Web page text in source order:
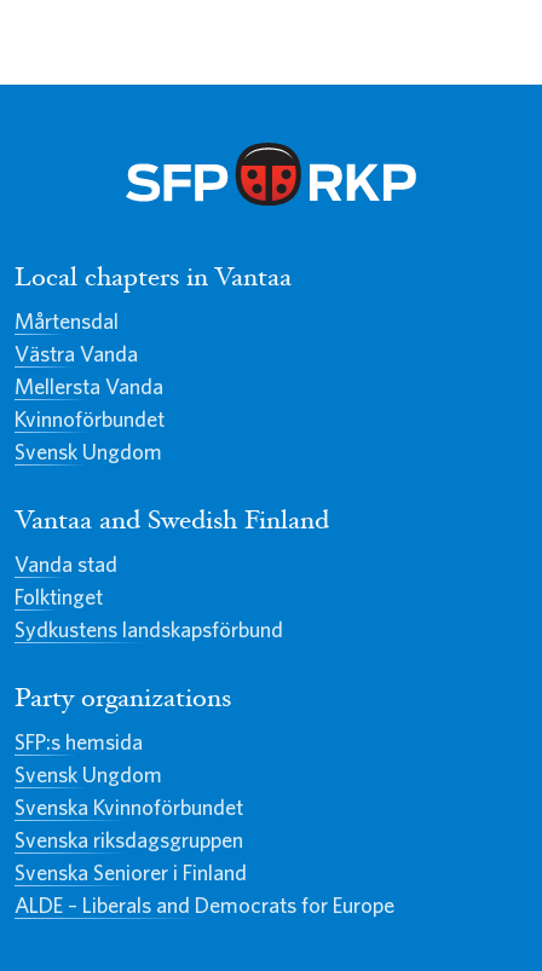
Local chapters in Vantaa
Mårtensdal
Västra Vanda
Mellersta Vanda
Kvinnoförbundet
Svensk Ungdom
Vantaa and Swedish Finland
Vanda stad
Folktinget
Sydkustens landskapsförbund
Party organizations
SFP:s hemsida
Svensk Ungdom
Svenska Kvinnoförbundet
Svenska riksdagsgruppen
Svenska Seniorer i Finland
ALDE – Liberals and Democrats for Europe